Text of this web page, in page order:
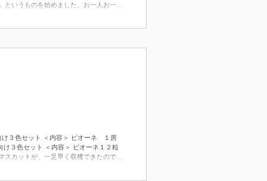
いうものを始めました。お一人お一人
け３色セット ＜内容＞ ピオーネ １房
３色セット ＜内容＞ ピオーネ１２粒
カットが、一足早く収穫できたので、